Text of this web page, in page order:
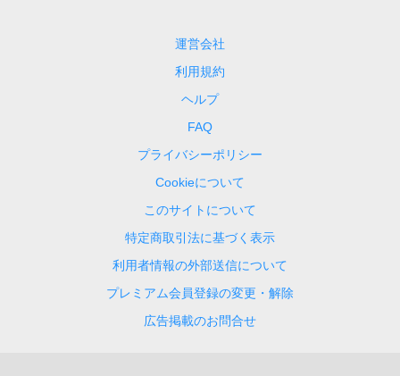
運営会社
利用規約
ヘルプ
FAQ
プライバシーポリシー
Cookieについて
このサイトについて
特定商取引法に基づく表示
利用者情報の外部送信について
プレミアム会員登録の変更・解除
広告掲載のお問合せ